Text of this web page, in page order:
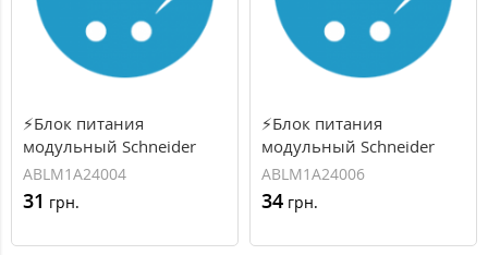
⚡Блок питания
модульный Schneider
Electric, 24B, 10Вт, 0.42А
(ABLM1A24004)
ABLM1A24004
31 грн.
⚡Блок питания
модульный Schneider
Electric, 24B, 15Вт, 0.625А
(ABLM1A24006)
ABLM1A24006
34 грн.